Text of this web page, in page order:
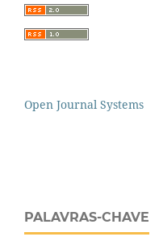
Open Journal Systems
PALAVRAS-CHAVE